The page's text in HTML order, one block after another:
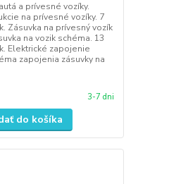
a prívesné vozíky.
na prívesné vozíky. 7
Zásuvka na prívesný vozík
na vozik schéma. 13
Elektrické zapojenie
zapojenia zásuvky na
3-7 dni
do košíka